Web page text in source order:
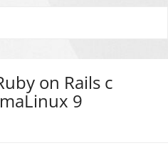
on Rails с
9